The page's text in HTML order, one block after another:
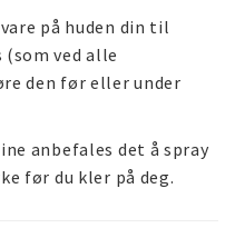
på huden din til
ved alle
den før eller under
anbefales det å spray
før du kler på deg.